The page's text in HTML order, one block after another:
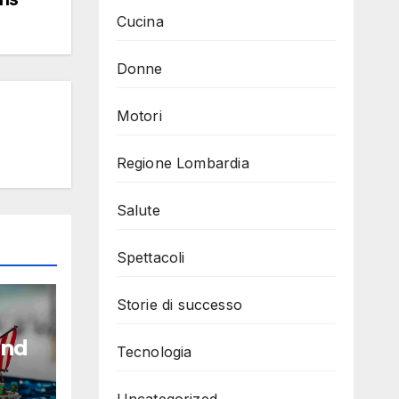
Cucina
Donne
Motori
Regione Lombardia
Salute
Spettacoli
Storie di successo
Tecnologia